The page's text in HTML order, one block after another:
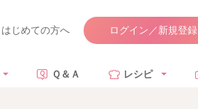
はじめての方へ ログイン／新規登録
Ｑ＆Ａ レシピ